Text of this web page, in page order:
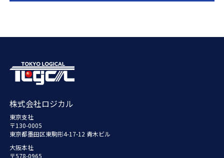
株式会社ロジカル
東京支社
〒130-0005
東京都墨田区東駒形4-17-12 青木ビル
大阪本社
〒578-0965